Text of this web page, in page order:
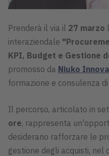
Prenderà il via il 27 marzo
interaziendale
KPI, Budget e Gestione
promosso da Niuko
formazione e consulenza
Il percorso, articolato in
ore, rappresenta
desiderano rafforzare le
gestione degli acquisti, nel